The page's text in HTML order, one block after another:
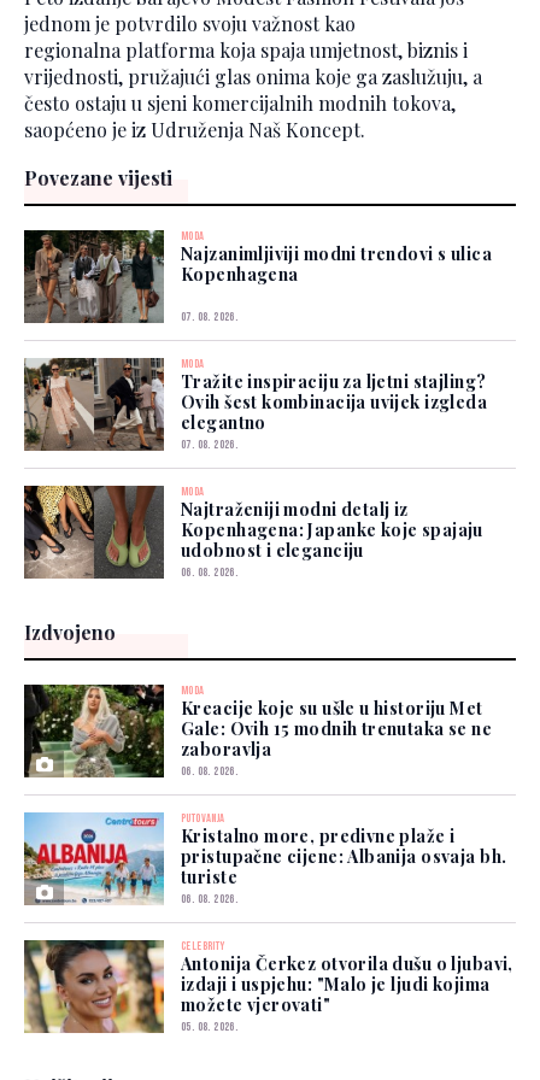
jednom je potvrdilo svoju važnost kao
regionalna platforma koja spaja umjetnost, biznis i
vrijednosti, pružajući glas onima koje ga zaslužuju, a
često ostaju u sjeni komercijalnih modnih tokova,
saopćeno je iz Udruženja Naš Koncept.
Povezane vijesti
MODA
Najzanimljiviji modni trendovi s ulica
Kopenhagena
07. 08. 2026.
MODA
Tražite inspiraciju za ljetni stajling?
Ovih šest kombinacija uvijek izgleda
elegantno
07. 08. 2026.
MODA
Najtraženiji modni detalj iz
Kopenhagena: Japanke koje spajaju
udobnost i eleganciju
06. 08. 2026.
Izdvojeno
MODA
Kreacije koje su ušle u historiju Met
Gale: Ovih 15 modnih trenutaka se ne
zaboravlja
06. 08. 2026.
PUTOVANJA
Kristalno more, predivne plaže i
pristupačne cijene: Albanija osvaja bh.
turiste
06. 08. 2026.
CELEBRITY
Antonija Čerkez otvorila dušu o ljubavi,
izdaji i uspjehu: "Malo je ljudi kojima
možete vjerovati"
05. 08. 2026.